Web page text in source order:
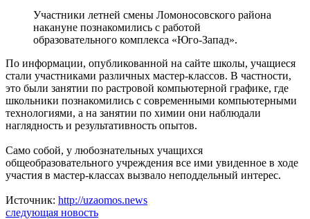
Участники летней смены Ломоносовского района
накануне познакомились с работой
образовательного комплекса «Юго-Запад».
По информации, опубликованной на сайте школы, учащиеся
стали участниками различных мастер-классов. В частности,
это были занятии по растровой компьютерной графике, где
школьники познакомились с современными компьютерными
технологиями, а на занятии по химии они наблюдали
наглядность и результативность опытов.
Само собой, у любознательных учащихся
общеобразовательного учреждения все ими увиденное в ходе
участия в мастер-классах вызвало неподдельный интерес.
Источник: http://uzaomos.news
следующая новость